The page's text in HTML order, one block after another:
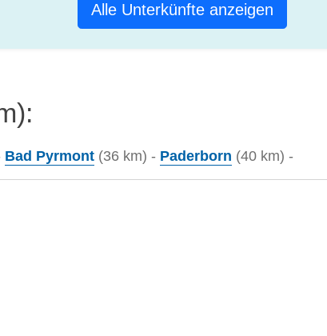
Alle Unterkünfte anzeigen
Bad Pyrmont (36 km) - Paderborn (40 km) -